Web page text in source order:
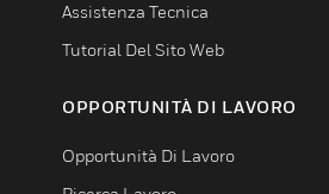
Assistenza Tecnica
Tutorial Del Sito Web
OPPORTUNITÀ DI LAVORO
Opportunità Di Lavoro